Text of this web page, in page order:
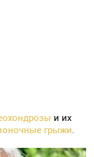
и их
грыжи.